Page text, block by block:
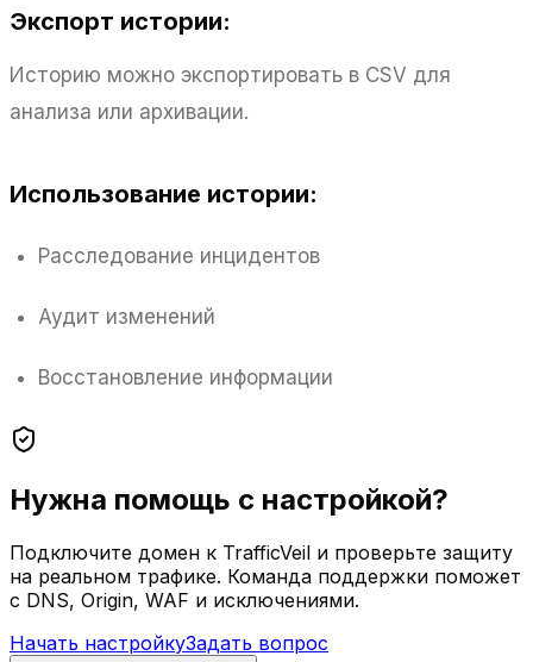
Экспорт истории:
Историю можно экспортировать в CSV для
анализа или архивации.
Использование истории:
Расследование инцидентов
Аудит изменений
Восстановление информации
Нужна помощь с настройкой?
Подключите домен к TrafficVeil и проверьте защиту
на реальном трафике. Команда поддержки поможет
с DNS, Origin, WAF и исключениями.
Начать настройкуЗадать вопрос